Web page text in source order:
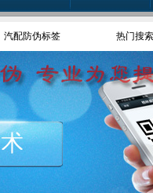
汽配防伪标签 热门搜索